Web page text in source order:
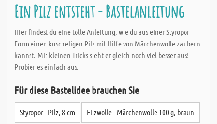
Ein Pilz entsteht - Bastelanleitung
Hier findest du eine tolle Anleitung, wie du aus einer Styropor
Form einen kuscheligen Pilz mit Hilfe von Märchenwolle zaubern
kannst. Mit kleinen Tricks sieht er gleich noch viel besser aus!
Probier es einfach aus.
Für diese Bastelidee brauchen Sie
Styropor - Pilz, 8 cm Filzwolle - Märchenwolle 100 g, braun